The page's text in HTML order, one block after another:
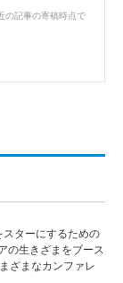
の記事の寄稿時点で
ターにするための
の生きざまをブース
ざまなカンファレ